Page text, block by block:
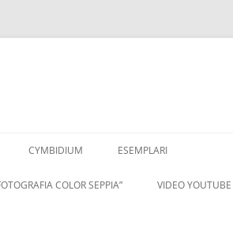
CYMBIDIUM ESEMPLARI
COLOR SEPPIA” VIDEO YOUTUBE